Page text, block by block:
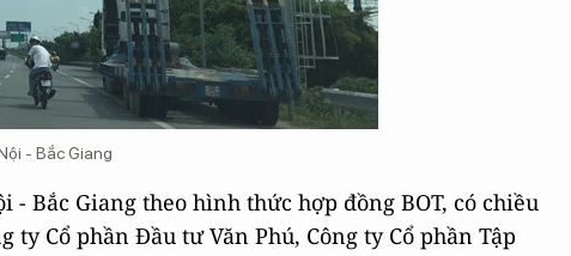
- Bắc Giang
- Bắc Giang theo hình thức hợp đồng BOT, có chiều
Cổ phần Đầu tư Văn Phú, Công ty Cổ phần Tập